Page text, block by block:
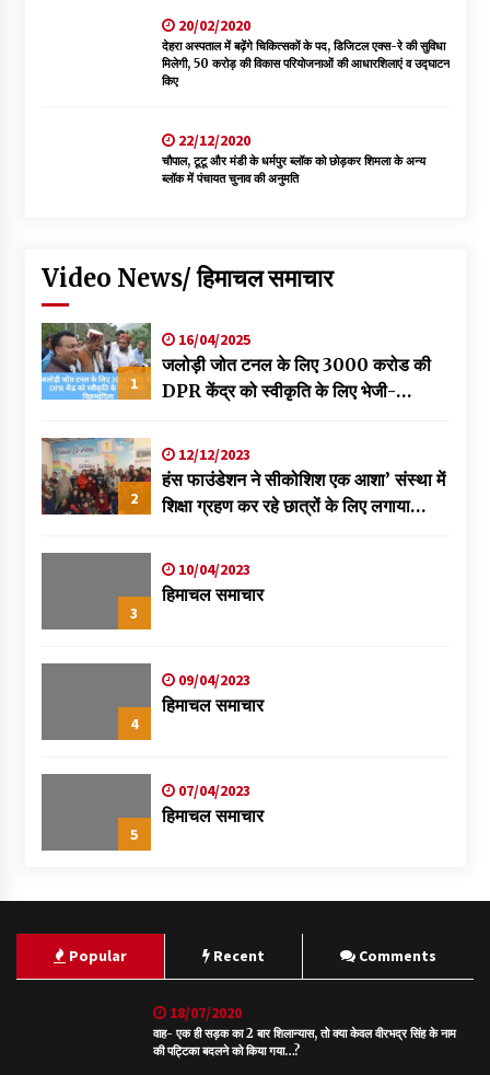
20/02/2020
देहरा अस्पताल में बढ़ेंगे चिकित्सकों के पद, डिजिटल एक्स-रे की सुविधा
मिलेगी, 50 करोड़ की विकास परियोजनाओं की आधारशिलाएं व उद्घाटन
किए
22/12/2020
चौपाल, टूटू और मंडी के धर्मपुर ब्लॉक को छोड़कर शिमला के अन्य
ब्लॉक में पंचायत चुनाव की अनुमति
Video News/ हिमाचल समाचार
1
16/04/2025
जलोड़ी जोत टनल के लिए 3000 करोड की
DPR केंद्र को स्वीकृति के लिए भेजी-
2
12/12/2023
हंस फाउंडेशन ने सीकोशिश एक आशा’ संस्था में
शिक्षा ग्रहण कर रहे छात्रों के लिए लगाया
3
10/04/2023
हिमाचल समाचार
4
09/04/2023
हिमाचल समाचार
5
07/04/2023
हिमाचल समाचार
Popular Recent Comments
18/07/2020
वाह- एक ही सड़क का 2 बार शिलान्यास, तो क्या केवल वीरभद्र सिंह के नाम
की पट्टिका बदलने को किया गया…?